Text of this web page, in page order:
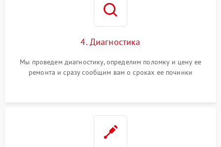
4. Диагностика
Мы проведем диагностику, определим поломку и цену ее
ремонта и сразу сообщим вам о сроках ее починки